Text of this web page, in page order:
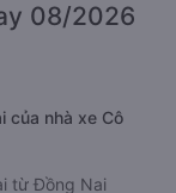
08/2026
của nhà xe Cô
từ Đồng Nai